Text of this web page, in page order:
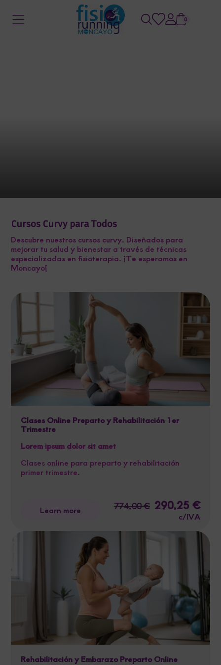
0
Cursos Curvy para Todos
Descubre nuestros cursos curvy. Diseñados para
mejorar tu salud y bienestar a través de técnicas
especializadas en fisioterapia. ¡Te esperamos en
Moncayo!
Clases Online Preparto y Rehabilitación 1er
Trimestre
Lorem ipsum dolor sit amet
Clases online para preparto y rehabilitación
primer trimestre.
Learn more 774,00€ Original
price
774,00 €.
290,25 €
is:
c/IVA
Rehabilitación y Embarazo Preparto Online